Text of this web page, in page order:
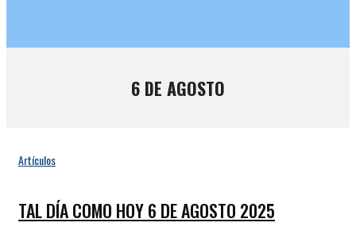
6 DE AGOSTO
Artículos
TAL DÍA COMO HOY 6 DE AGOSTO 2025